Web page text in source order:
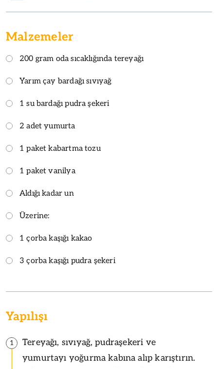
Malzemeler
200 gram oda sıcaklığında tereyağı
Yarım çay bardağı sıvıyağ
1 su bardağı pudra şekeri
2 adet yumurta
1 paket kabartma tozu
1 paket vanilya
Aldığı kadar un
Üzerine:
1 çorba kaşığı kakao
3 çorba kaşığı pudra şekeri
Yapılışı
1
Tereyağı, sıvıyağ, pudraşekeri ve
yumurtayı yoğurma kabına alıp karıştırın.